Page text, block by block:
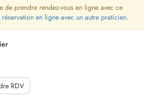
de prendre rendez-vous en ligne avec ce
réservation en ligne avec un autre praticien.
RDV